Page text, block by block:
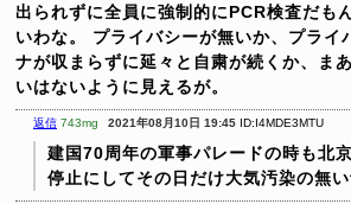
出られずに全員に強制的にPCR検査だも
いわな。
プライバシーが無いか、プライ
ナが収まらずに延々と自粛が続くか、ま
いはないように見えるが。
返信 743mg 2021年08月10日 19:45 ID:I4MDE3MTU
建国70周年の軍事パレードの時も北
停止にしてその日だけ大気汚染の無